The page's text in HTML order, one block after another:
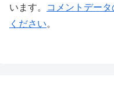
います。
コメントデー
ください。